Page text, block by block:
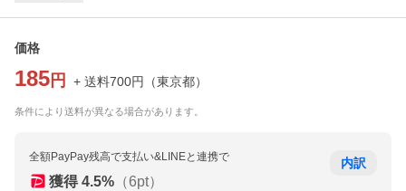
価格
185 円 + 送料700円 （東京都）
条件により送料が異なる場合があります。
全額PayPay残高で支払い&LINEと連携で
獲得 4.5% （6pt）
内訳